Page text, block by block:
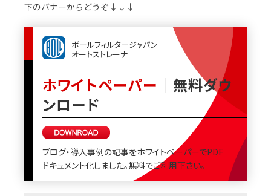
下のバナーからどうぞ↓↓↓
ボールフィルタージャパン
オートストレーナ
ホワイトペーパー ｜無料ダウ
ンロード
ブログ・導入事例の記事をホワイトペーパーでPDF
ドキュメント化しました。無料でご利用下さい。